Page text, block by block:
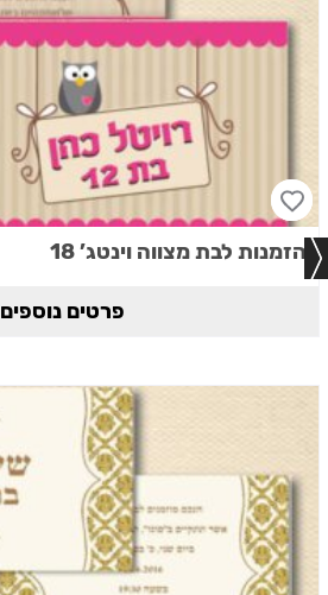
הזמנות לבת מצווה וינטג’ 18
פרטים נוספים